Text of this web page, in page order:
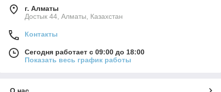
зданий и сооружений;
современные решения.
Основными характеристиками таких светильников является
энергоэффективность, стойкость к внешним воздействиям и
г. Алматы
Достык 44, Алматы, Казахстан
Контакты
Сегодня работает с 09:00 до 18:00
Показать весь график работы